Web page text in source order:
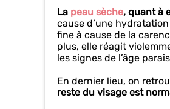
La peau sèche, quant à
cause d’une
fine à cause de la
plus, elle réagit
les signes de l’âge
En dernier lieu, on
reste du visage est